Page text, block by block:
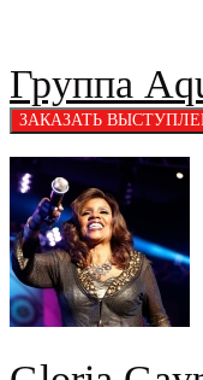
Группа